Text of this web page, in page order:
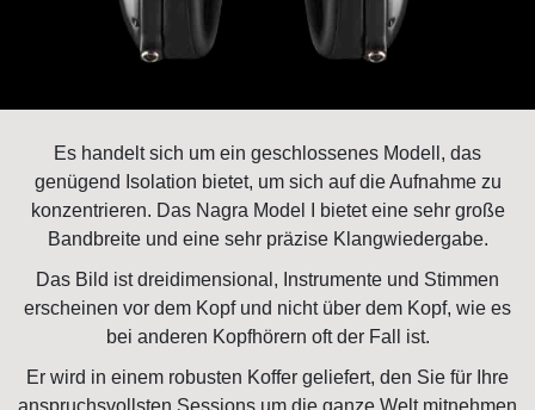
Es handelt sich um ein geschlossenes Modell, das
genügend Isolation bietet, um sich auf die Aufnahme zu
konzentrieren. Das Nagra Model I bietet eine sehr große
Bandbreite und eine sehr präzise Klangwiedergabe.
Das Bild ist dreidimensional, Instrumente und Stimmen
erscheinen vor dem Kopf und nicht über dem Kopf, wie es
bei anderen Kopfhörern oft der Fall ist.
Er wird in einem robusten Koffer geliefert, den Sie für Ihre
anspruchsvollsten Sessions um die ganze Welt mitnehmen